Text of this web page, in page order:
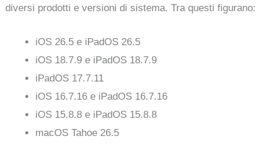
diversi prodotti e versioni di sistema. Tra questi figurano:
iOS 26.5 e iPadOS 26.5
iOS 18.7.9 e iPadOS 18.7.9
iPadOS 17.7.11
iOS 16.7.16 e iPadOS 16.7.16
iOS 15.8.8 e iPadOS 15.8.8
macOS Tahoe 26.5